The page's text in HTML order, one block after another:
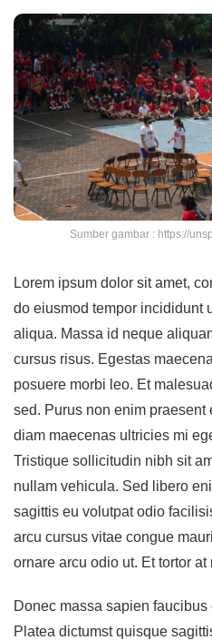
Sumber gambar : https://
Lorem ipsum dolor sit amet,
do eiusmod tempor incididunt
aliqua. Massa id neque
cursus risus. Egestas
posuere morbi leo. Et
sed. Purus non enim praesent
diam maecenas ultricies mi
Tristique sollicitudin nibh sit
nullam vehicula. Sed libero
sagittis eu volutpat odio
arcu cursus vitae congue
ornare arcu odio ut. Et tortor
Donec massa sapien
Platea dictumst quisque